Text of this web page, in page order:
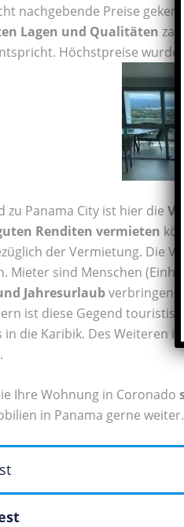
nachgebende Preise
Lagen und Qualitäten
Höchstpreise
zu Panama City ist hier die
Renditen vermieten
der Vermietung. Die
Mieter sind Menschen
Jahresurlaubverbringen
ist diese Gegend
die Karibik. Des Weiteren
Ihre Wohnung in Coronado
in Panama gerne weiter.